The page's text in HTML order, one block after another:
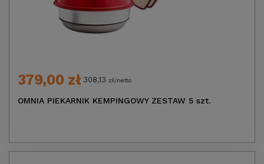
379,00 zł 308,13 zł/netto
OMNIA PIEKARNIK KEMPINGOWY ZESTAW 5 szt.